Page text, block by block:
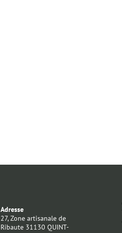
Adresse
27, Zone artisanale de
Ribaute 31130 QUINT-